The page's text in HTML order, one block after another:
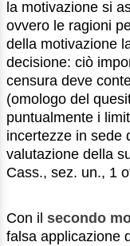
la motivazione si
ovvero le ragioni
della motivazione
decisione: ciò
censura deve
(omologo del
puntualmente i
incertezze in sede
valutazione della
Cass., sez. un., 1
Con il secondo
falsa applicazione